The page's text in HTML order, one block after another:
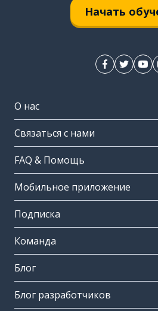
Начать
О нас
Связаться с нами
FAQ & Помощь
Мобильное приложение
Подписка
Команда
Блог
Блог разработчиков